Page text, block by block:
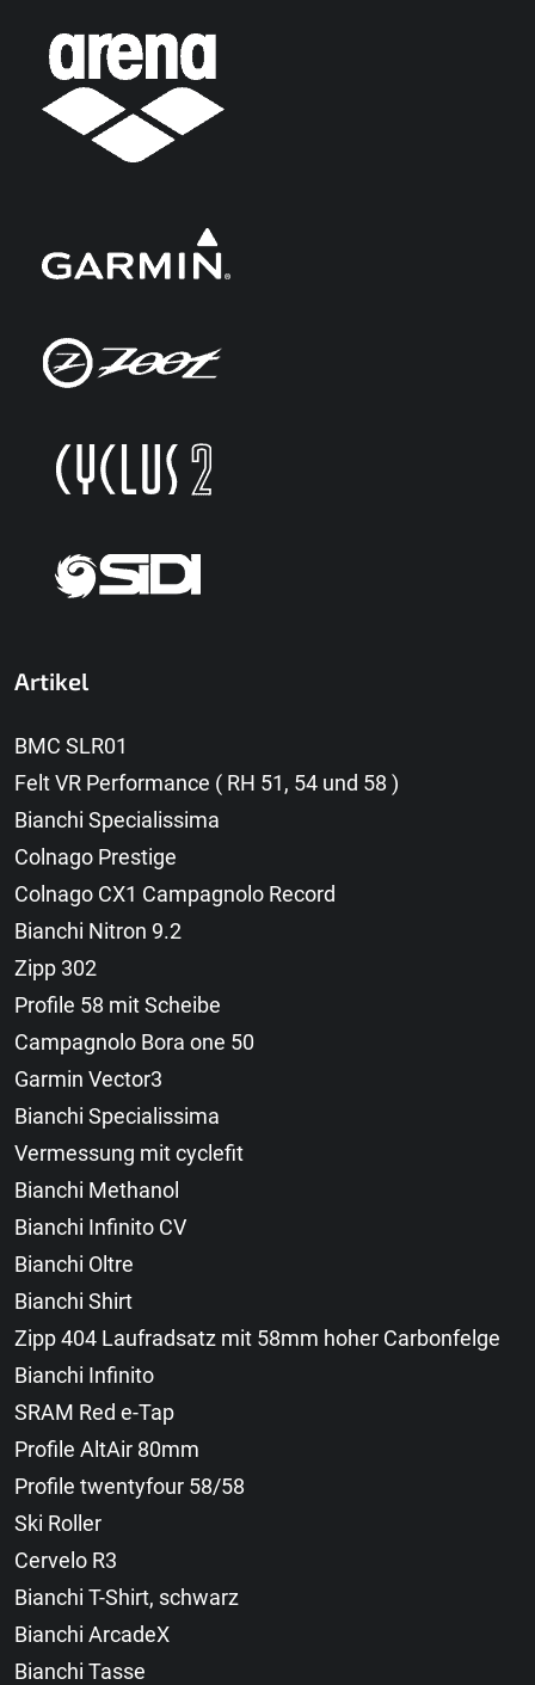
Artikel
BMC SLR01
Felt VR Performance ( RH 51, 54 und 58 )
Bianchi Specialissima
Colnago Prestige
Colnago CX1 Campagnolo Record
Bianchi Nitron 9.2
Zipp 302
Profile 58 mit Scheibe
Campagnolo Bora one 50
Garmin Vector3
Bianchi Specialissima
Vermessung mit cyclefit
Bianchi Methanol
Bianchi Infinito CV
Bianchi Oltre
Bianchi Shirt
Zipp 404 Laufradsatz mit 58mm hoher Carbonfelge
Bianchi Infinito
SRAM Red e-Tap
Profile AltAir 80mm
Profile twentyfour 58/58
Ski Roller
Cervelo R3
Bianchi T-Shirt, schwarz
Bianchi ArcadeX
Bianchi Tasse